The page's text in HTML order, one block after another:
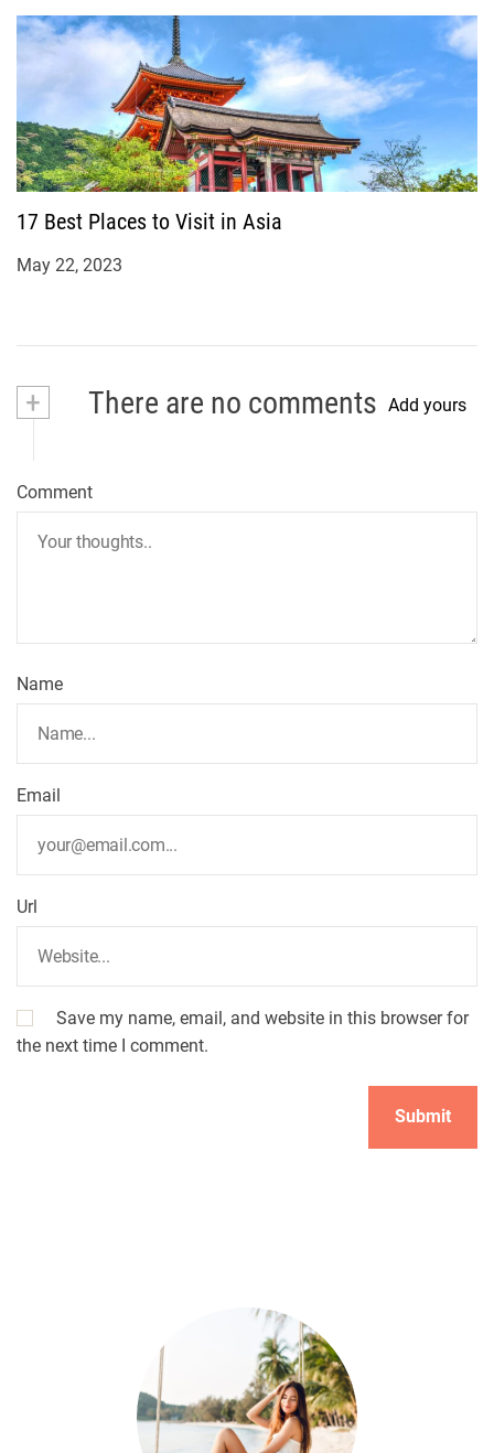
17 Best Places to Visit in Asia
May 22, 2023
+ There are no comments Add yours
Comment
Name
Email
Url
Save my name, email, and website in this browser for
the next time I comment.